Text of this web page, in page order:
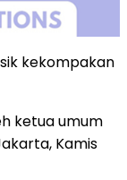
kekompakan
ketua umum
Kamis